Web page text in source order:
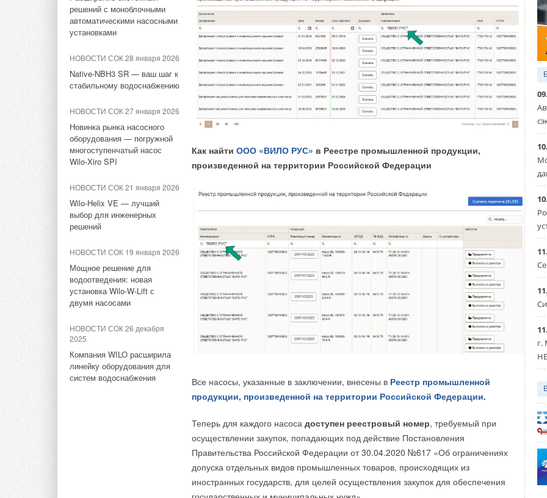
решений с моноблочными
автоматическими насосными
установками
НОВОСТИ СОК 28 января 2026
Native-NBH3 SR — ваш шаг к
стабильному водоснабжению
НОВОСТИ СОК 27 января 2026
Новинка рынка насосного
оборудования — погружной
многоступенчатый насос
Wilo-Xiro SPI
НОВОСТИ СОК 21 января 2026
Wilo-Helix VE — лучший
выбор для инженерных
решений
НОВОСТИ СОК 19 января 2026
Мощное решение для
водоотведения: новая
установка Wilo-W-Lift с
двумя насосами
НОВОСТИ СОК 26 декабря
2025
Компания WILO расширила
линейку оборудования для
систем водоснабжения
Как найти ООО «ВИЛО РУС» в Реестре промышленной продукции,
произведенной на территории Российской Федерации
Все насосы, указанные в заключении, внесены в Реестр промышленной
продукции, произведенной на территории Российской Федерации.
Теперь для каждого насоса доступен реестровый номер, требуемый при
осуществлении закупок, попадающих под действие Постановления
Правительства Российской Федерации от 30.04.2020 №617 «Об ограничениях
допуска отдельных видов промышленных товаров, происходящих из
иностранных государств, для целей осуществления закупок для обеспечения
г.
текущем году
НОВОСТИ СОК 24 июля 2026
развития сектора ВИЭ на
период 2026-2030 гг.
В Дагестане ввели вторую
очередь крупнейшей в
России ветроэлектростанции
НОВОСТИ СОК 22 июля 2026
мировой рекорд
эффективности тандемных
солнечных элементов —
35,5%
НОВОСТИ СОК 22 июля 2026
Германия подключила более
1 ГВт морской
ветроэнергетики за полгода
Согласно обновленному прогнозу, США может установить в текущем году
более 33 ГВт солнечной генерации, Бразилия более 16 ГВт, Индия около
16 ГВт, Германия более 11 ГВт.
Таким образом, в пяти указанных странах годовой прирост превысит, как
прогнозируется, 10 ГВт.
Продажи солнечных панелей могут составить 400 ГВт, что на 5
% больше,
ИСТОЧНИК: RENEN.RU
Солнечные коллекторы, панели Солнечные электростанции
Уведомления отключены
В этой теме еще нет комментариев
в список ForbesGlobal 2000
Уведомления отключены
Комментарии
В этой теме еще нет комментариев
Добавить комментарий
Ваше имя * Ваш E-mail *